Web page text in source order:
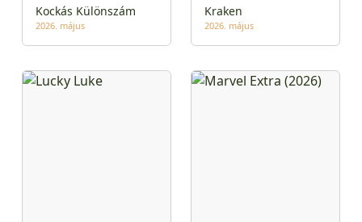
Kockás Különszám
2026. május
Kraken
2026. május